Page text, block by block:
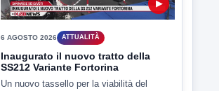
Hanon- Evo, i lavoratori dicono si al
piano industriale
Sulla vicenda Hanon e il piano industriale
e' intervenuto anche...